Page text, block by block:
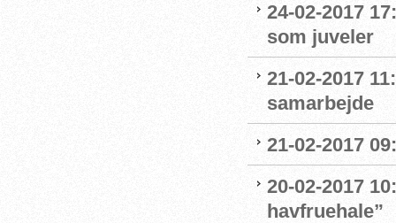
24-02-2017
som juveler
21-02-2017
samarbejde
21-02-2017
20-02-2017
havfruehale”